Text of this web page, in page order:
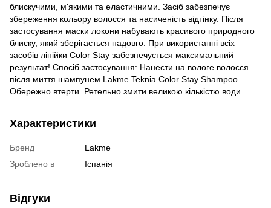
блискучими, м'якими та еластичними. Засіб забезпечує
збереження кольору волосся та насиченість відтінку. Після
застосування маски локони набувають красивого природного
блиску, який зберігається надовго. При використанні всіх
засобів лінійки Color Stay забезпечується максимальний
результат! Спосіб застосування: Нанести на вологе волосся
після миття шампунем Lakme Teknia Color Stay Shampoo.
Обережно втерти. Ретельно змити великою кількістю води.
Характеристики
Бренд
Lakme
Зроблено в
Іспанія
Відгуки